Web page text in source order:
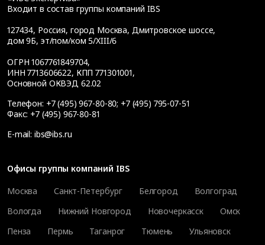
Входит в состав группы компаний IBS
127434, Россия, город Москва, Дмитровское шоссе,
дом 9Б, эт/пом/ком 5/XIII/6
ОГРН 1067761849704,
ИНН 7713606622, КПП 771301001,
Основной ОКВЭД 62.02
Телефон: +7 (495) 967-80-80; +7 (495) 795-07-51
Факс: +7 (495) 967-80-81
E-mail: ibs@ibs.ru
Офисы группы компаний IBS
Москва
Санкт-Петербург Белгород
Волгоград
Вологда
Нижний Новгород Новочеркасск
Омск
Пенза
Пермь Таганрог Тюмень
Ульяновск